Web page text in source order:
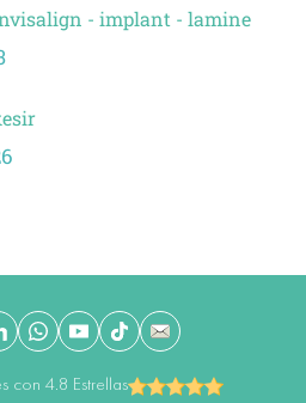
- implant - lamine
con 4.8 Estrellas